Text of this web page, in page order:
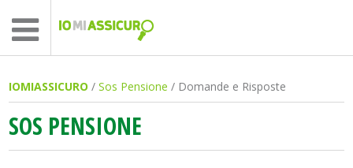
IOMIASSICURO /Sos Pensione / Domande e Risposte
SOS PENSIONE